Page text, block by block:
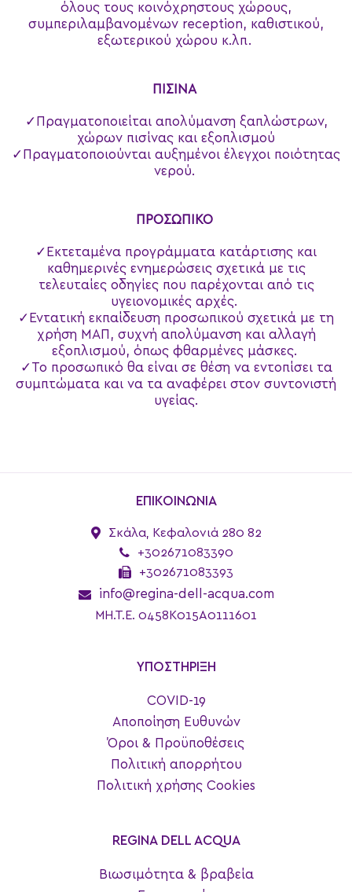
όλους τους κοινόχρηστους χώρους,
συμπεριλαμβανομένων reception, καθιστικού,
εξωτερικού χώρου κ.λπ.
ΠΙΣΙΝΑ
Πραγματοποιείται απολύμανση ξαπλώστρων,
χώρων πισίνας και εξοπλισμού
Πραγματοποιούνται αυξημένοι έλεγχοι ποιότητας
νερού.
ΠΡΟΣΩΠΙΚΟ
Εκτεταμένα προγράμματα κατάρτισης και
καθημερινές ενημερώσεις σχετικά με τις
τελευταίες οδηγίες που παρέχονται από τις
υγειονομικές αρχές.
Εντατική εκπαίδευση προσωπικού σχετικά με τη
χρήση ΜΑΠ, συχνή απολύμανση και αλλαγή
εξοπλισμού, όπως φθαρμένες μάσκες.
Το προσωπικό θα είναι σε θέση να εντοπίσει τα
συμπτώματα και να τα αναφέρει στον συντονιστή
υγείας.
ΕΠΙΚΟΙΝΩΝΙΑ
Σκάλα, Κεφαλονιά 280 82
+302671083390
+302671083393
info@regina-dell-acqua.com
MH.T.E. 0458K015A0111601
ΥΠΟΣΤΗΡΙΞΗ
COVID-19
Αποποίηση Ευθυνών
Όροι & Προϋποθέσεις
Πολιτική απορρήτου
Πολιτική χρήσης Cookies
REGINA DELL ACQUA
Βιωσιμότητα & βραβεία